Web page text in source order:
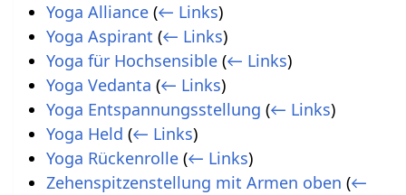
Yoga Alliance (← Links)
Yoga Aspirant (← Links)
Yoga für Hochsensible (← Links)
Yoga Vedanta (← Links)
Yoga Entspannungsstellung (← Links)
Yoga Held (← Links)
Yoga Rückenrolle (← Links)
Zehenspitzenstellung mit Armen oben (←